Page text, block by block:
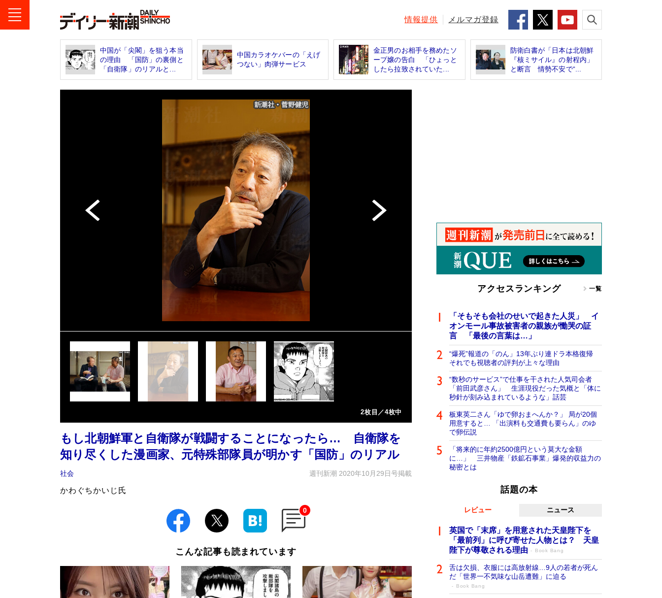
情報提供 メルマガ登録
中国が「尖閣」を狙う本当
の理由 「国防」の裏側と
「自衛隊」のリアルと...
中国カラオケバーの「えげ
つない」肉弾サービス
金正男のお相手を務めたソ
ープ嬢の告白 「ひょっと
したら拉致されていた...
防衛白書が「日本は北朝鮮
『核ミサイル』の射程内」
と断言 情勢不安で“...
2枚目／4枚中
もし北朝鮮軍と自衛隊が戦闘することになったら… 自衛隊を
知り尽くした漫画家、元特殊部隊員が明かす「国防」のリアル
社会 週刊新潮 2020年10月29日号掲載
かわぐちかいじ氏
0
こんな記事も読まれています
アクセスランキング 一覧
「そもそも会社のせいで起きた人災」 イ
オンモール事故被害者の親族が慟哭の証
言 「最後の言葉は…」
“爆死”報道の「のん」13年ぶり連ドラ本格復帰
それでも視聴者の評判が上々な理由
“数秒のサービス”で仕事を干された人気司会者
「前田武彦さん」 生涯現役だった気概と「体に
秒針が刻み込まれているような」話芸
板東英二さん「ゆで卵おまへんか？」 局が20個
用意すると… 「出演料も交通費も要らん」のゆ
で卵伝説
「将来的に年約2500億円という莫大な金額
に…」 三井物産「鉄鉱石事業」爆発的収益力の
秘密とは
話題の本
レビュー ニュース
英国で「末席」を用意された天皇陛下を
「最前列」に呼び寄せた人物とは？ 天皇
陛下が尊敬される理由
Book Bang
舌は欠損、衣服には高放射線…9人の若者が死ん
だ「世界一不気味な山岳遭難」に迫る
Book Bang